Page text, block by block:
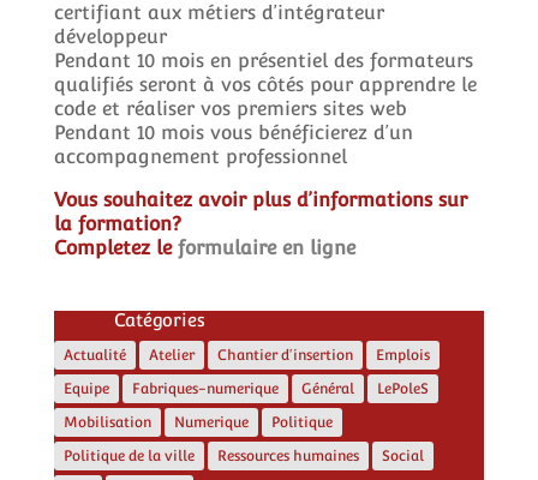
certifiant aux métiers d’intégrateur
développeur
Pendant 10 mois en présentiel des formateurs
qualifiés seront à vos côtés pour apprendre le
code et réaliser vos premiers sites web
Pendant 10 mois vous bénéficierez d’un
accompagnement professionnel
Vous souhaitez avoir plus d’informations sur
la formation?
Completez le formulaire en ligne
Catégories
Actualité Atelier Chantier d'insertion
Emplois
Equipe
Fabriques-numerique Général
LePoleS
Mobilisation
Numerique
Politique
Politique de la ville
Ressources humaines Social